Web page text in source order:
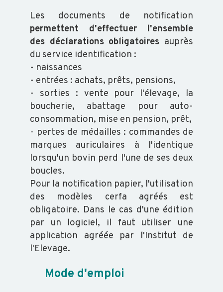
TRANSFORMATION
ACTUALITÉS
RAPPORT
D'ACTIVITÉ
GDS
INFO
ORGANISATION
Les documents de notification
permettent d'effectuer l'ensemble
des déclarations obligatoires auprès
du service identification :
- naissances
- entrées : achats, prêts, pensions,
- sorties : vente pour l'élevage, la
boucherie, abattage pour auto-
consommation, mise en pension, prêt,
- pertes de médailles : commandes de
marques auriculaires à l'identique
lorsqu'un bovin perd l'une de ses deux
boucles.
Pour la notification papier, l'utilisation
des modèles cerfa agréés est
obligatoire. Dans le cas d'une édition
par un logiciel, il faut utiliser une
application agréée par l'Institut de
l'Elevage.
Mode d'emploi